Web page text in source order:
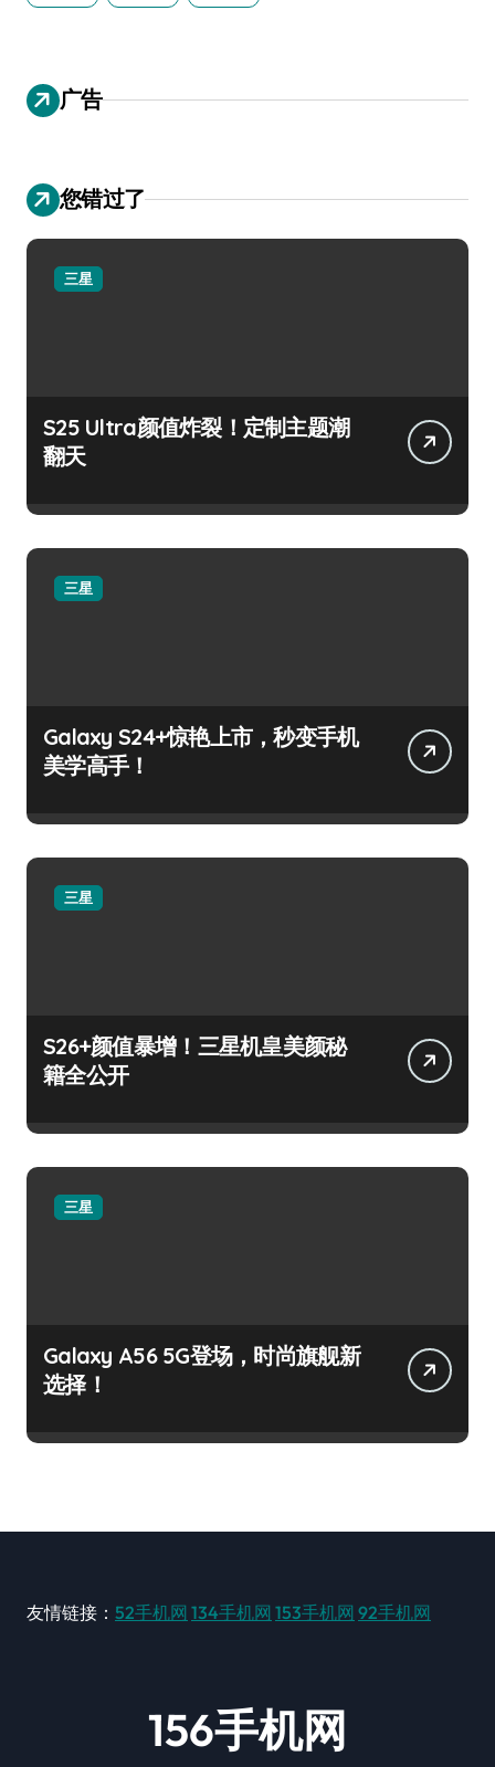
广告
您错过了
三星
S25 Ultra颜值炸裂！定制主题潮
翻天
三星
Galaxy S24+惊艳上市，秒变手机
美学高手！
三星
S26+颜值暴增！三星机皇美颜秘
籍全公开
三星
Galaxy A56 5G登场，时尚旗舰新
选择！
友情链接： 52手机网 134手机网 153手机网 92手机网
156手机网